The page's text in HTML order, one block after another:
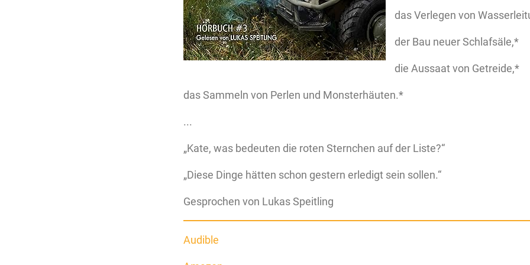
das Verlegen von
der Bau neuer Schlafsäle,*
die Aussaat von Getreide,*
das Sammeln von Perlen und Monsterhäuten.*
...
„Kate, was bedeuten die roten Sternchen auf der Liste?“
„Diese Dinge hätten schon gestern erledigt sein sollen.“
Gesprochen von Lukas Speitling
Audible